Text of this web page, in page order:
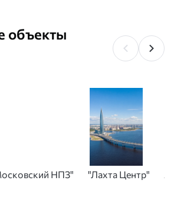
объекты
НПЗ" "Лахта Центр"